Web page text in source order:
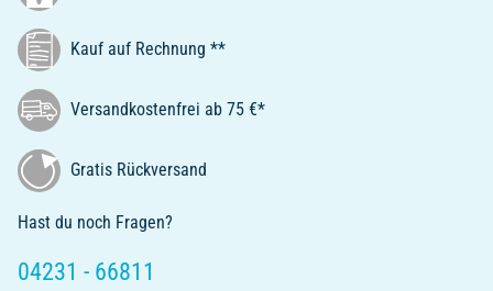
Kauf auf Rechnung **
Versandkostenfrei ab 75 €*
Gratis Rückversand
Hast du noch Fragen?
04231 - 66811